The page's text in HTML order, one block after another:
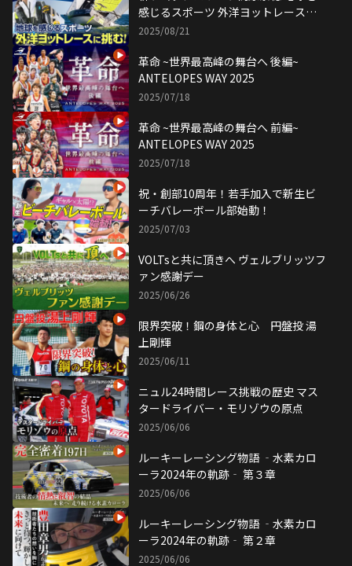
感じるスポーツ 外洋ヨットレースに
挑む
2025/08/21
革命 ~世界最高峰の舞台へ 後編~
ANTELOPES WAY 2025
2025/07/18
革命 ~世界最高峰の舞台へ 前編~
ANTELOPES WAY 2025
2025/07/18
祝・創部10周年！若手加入で新生ビ
ーチバレーボール部始動！
2025/07/03
VOLTsと共に頂きへ ヴェルブリッツフ
ァン感謝デー
2025/06/26
限界突破！鋼の身体と心 円盤投 湯
上剛輝
2025/06/11
ニュル24時間レース挑戦の歴史 マス
タードライバー・モリゾウの原点
2025/06/06
ルーキーレーシング物語 ‐水素カロ
ーラ2024年の軌跡‐ 第３章
2025/06/06
ルーキーレーシング物語 ‐水素カロ
ーラ2024年の軌跡‐ 第２章
2025/06/06